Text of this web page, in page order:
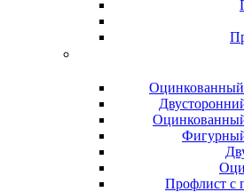
Фигурный
Профлист с